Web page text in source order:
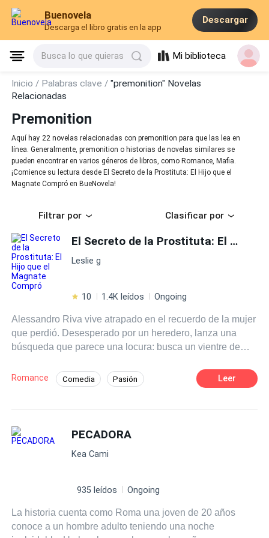
Buenovela
Descarga el libro gratis en la app
Descargar
Busca lo que quieras Mi biblioteca
Inicio / Palabras clave /"premonition" Novelas
Relacionadas
Premonition
Aquí hay 22 novelas relacionadas con premonition para que las lea en
línea. Generalmente, premonition o historias de novelas similares se
pueden encontrar en varios géneros de libros, como Romance, Mafia.
¡Comience su lectura desde El Secreto de la Prostituta: El Hijo que el
Magnate Compró en BueNovela!
Filtrar por Clasificar por
El Secreto de la Prostituta: El Hijo que el Magnate Compró
Leslie g
10 1.4K leídos Ongoing
Alessandro Riva vive atrapado en el recuerdo de la mujer
que perdió. Desesperado por un heredero, lanza una
búsqueda que parece una locura: busca un vientre de
Bianca, acorralada por las deudas criminales de su padre
y un pasado que la avergüenza, ve en Alessandro su
esconde una mujer de carácter indomable que no está
dispuesta a ser el fantasma de nadie. Entre contratos fríos
y roces prohibidos, surge una tensión que amenaza con
reemplazo, pero Bianca lo obligará a enfrentar a la mujer
imperio que él intentaba salvar.
Romance Comedia Pasión
Historia de redención
Leer
PECADORA
Kea Cami
935 leídos Ongoing
La historia cuenta como Roma una joven de 20 años
conoce a un hombre adulto teniendo una noche